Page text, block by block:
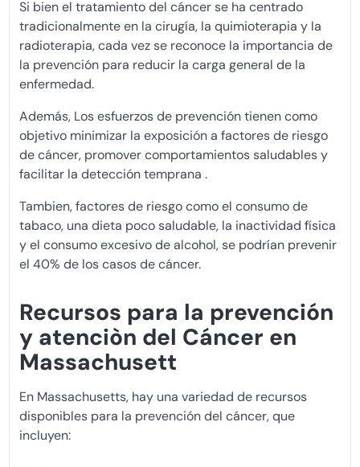
Si bien el tratamiento del cáncer se ha centrado
tradicionalmente en la cirugía, la quimioterapia y la
radioterapia, cada vez se reconoce la importancia de
la prevención para reducir la carga general de la
enfermedad.
Además, Los esfuerzos de prevención tienen como
objetivo minimizar la exposición a factores de riesgo
de cáncer, promover comportamientos saludables y
facilitar la detección temprana .
Tambien, factores de riesgo como el consumo de
tabaco, una dieta poco saludable, la inactividad física
y el consumo excesivo de alcohol, se podrían prevenir
el 40% de los casos de cáncer.
Recursos para la prevención
y atenciòn del Cáncer en
Massachusett
En Massachusetts, hay una variedad de recursos
disponibles para la prevención del cáncer, que
incluyen: